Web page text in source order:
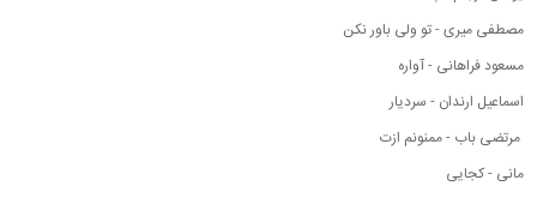
مصطفی میری - تو ولی باور نکن
مسعود فراهانی - آواره
اسماعیل ارندان - سردیار
مرتضی باب - ممنونم ازت
مانی - کجایی